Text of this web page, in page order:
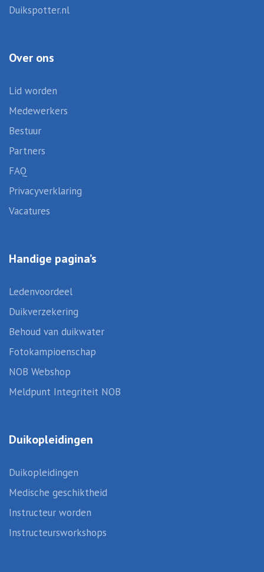
Duikspotter.nl
Over ons
Lid worden
Medewerkers
Bestuur
Partners
FAQ
Privacyverklaring
Vacatures
Handige pagina’s
Ledenvoordeel
Duikverzekering
Behoud van duikwater
Fotokampioenschap
NOB Webshop
Meldpunt Integriteit NOB
Duikopleidingen
Duikopleidingen
Medische geschiktheid
Instructeur worden
Instructeursworkshops